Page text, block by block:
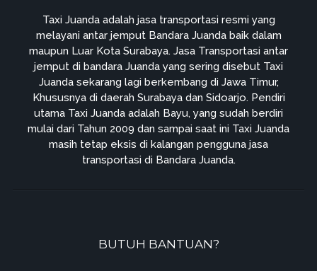
Taxi Juanda adalah jasa transportasi resmi yang
melayani antar jemput Bandara Juanda baik dalam
maupun Luar Kota Surabaya. Jasa Transportasi antar
jemput di bandara Juanda yang sering disebut Taxi
Juanda sekarang lagi berkembang di Jawa Timur,
Khususnya di daerah Surabaya dan Sidoarjo. Pendiri
utama Taxi Juanda adalah Bayu, yang sudah berdiri
mulai dari Tahun 2009 dan sampai saat ini Taxi Juanda
masih tetap eksis di kalangan pengguna jasa
transportasi di Bandara Juanda.
BUTUH BANTUAN?